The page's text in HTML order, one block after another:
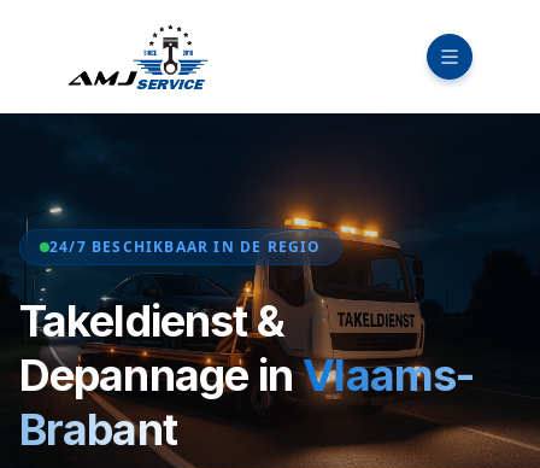
24/7 BESCHIKBAAR IN DE REGIO
Takeldienst &
Depannage inVlaams-
Brabant